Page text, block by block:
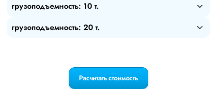
грузоподъемность: 10 т.
грузоподъемность: 20 т.
Расчитать стоимость